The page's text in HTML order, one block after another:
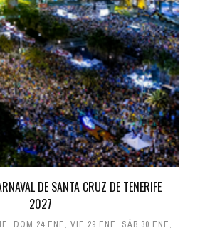
DE SANTA CRUZ DE TENERIFE
2027
, DOM 24 ENE, VIE 29 ENE, SÁB 30 ENE,